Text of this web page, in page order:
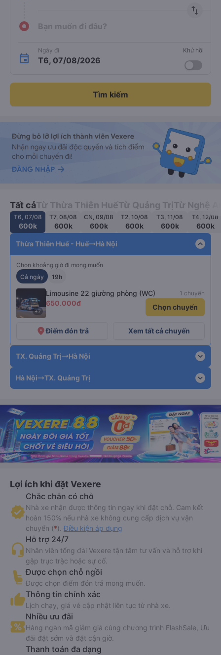
import_export
Bạn muốn đi đâu?
Ngày đi
T6, 07/08/2026
Khứ hồi
Tìm kiếm
Tất cảTừ Thừa Thiên HuếTừ Quảng TrịTừ Nghệ
T6, 07/08
600k
T7, 08/08
600k
CN, 09/08
600k
T2, 10/08
600k
T3, 11/08
600k
T4, 12/08
600k
Thừa Thiên Huế - Huế Hà Nội expand_less
Chọn khoảng giờ đi mong muốn
Cả ngày
19h
+7
Limousine 22 giường phòng (WC) 1 chuyến
650.000đ Chọn chuyến
placeĐiểm đón trả Xem tất cả chuyến
TX. Quảng Trị Hà Nội expand_more
Hà Nội TX. Quảng Trị expand_more
Lợi ích khi đặt Vexere
Chắc chắn có chỗ
Nhà xe nhận được thông tin ngay khi đặt chỗ. Cam kết
hoàn 150% nếu nhà xe không cung cấp dịch vụ vận
chuyển (*). Điều kiện áp dụng
Hỗ trợ 24/7
Nhân viên tổng đài Vexere tận tâm tư vấn và hỗ trợ khi
gặp trục trặc hoặc sự cố.
Được chọn chỗ ngồi
Được chọn điểm đón trả mong muốn.
Thông tin chính xác
Lịch chạy, giá vé cập nhật liên tục từ nhà xe.
Nhiều ưu đãi
Hàng ngàn mã giảm giá cùng chương trình FlashSale, Ưu
đãi đặt sớm và đặt cận giờ.
Thanh toán đa dạng